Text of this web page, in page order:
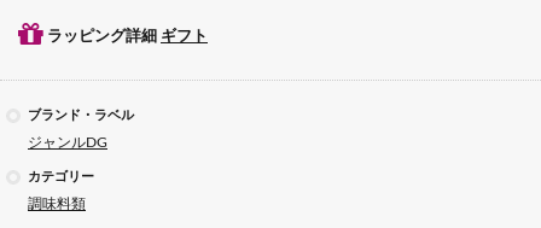
ラッピング詳細 ギフト
ブランド・ラベル
ジャンルDG
カテゴリー
調味料類